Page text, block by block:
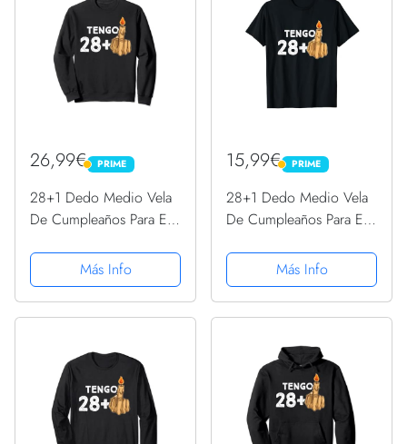
26,99€ PRIME
PRIME
28+1 Dedo Medio Vela
De Cumpleaños Para El
SudaderaMás Info
15,99€ PRIME
PRIME
28+1 Dedo Medio Vela
De Cumpleaños Para El
CamisetaMás Info